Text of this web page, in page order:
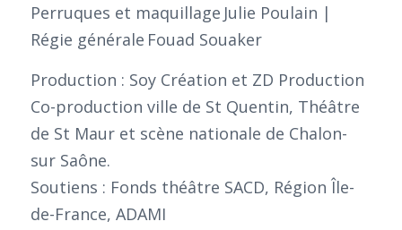
Perruques et maquillage Julie Poulain |
Régie générale Fouad Souaker
Production : Soy Création et ZD Production
Co-production ville de St Quentin, Théâtre
de St Maur et scène nationale de Chalon-
sur Saône.
Soutiens : Fonds théâtre SACD, Région Île-
de-France, ADAMI